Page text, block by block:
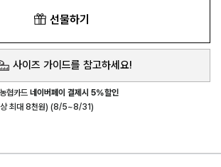
선물하기
사이즈 가이드를 참고하세요!
협카드네이버페이 결제시 5%할인
상 최대 8천원) (8/5~8/31)